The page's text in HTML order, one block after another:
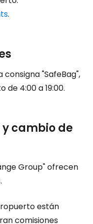
.
consigna "SafeBag",
de 4:00 a 19:00.
cambio de
Group" ofrecen
están
comisiones